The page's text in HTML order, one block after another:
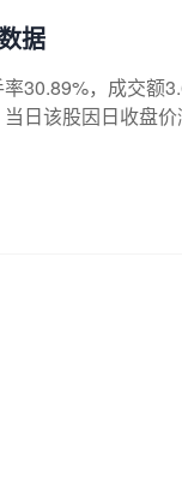
据
30.89%，成交额
日该股因日收盘